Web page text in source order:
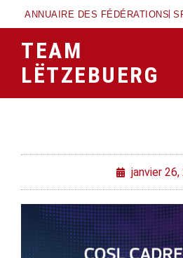
ANNUAIRE DES FÉDÉRATIONS
TEAM
LËTZEBUERG
janvier